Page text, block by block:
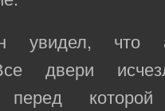
увидел, что
двери
перед